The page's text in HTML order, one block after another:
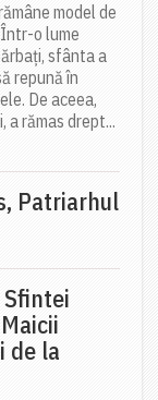
model de
o lume
sfânta a
repună în
De aceea,
a rămas drept...
Patriarhul
de la